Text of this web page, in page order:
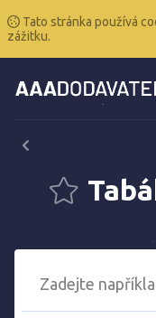
Tato stránka používá
zážitku.